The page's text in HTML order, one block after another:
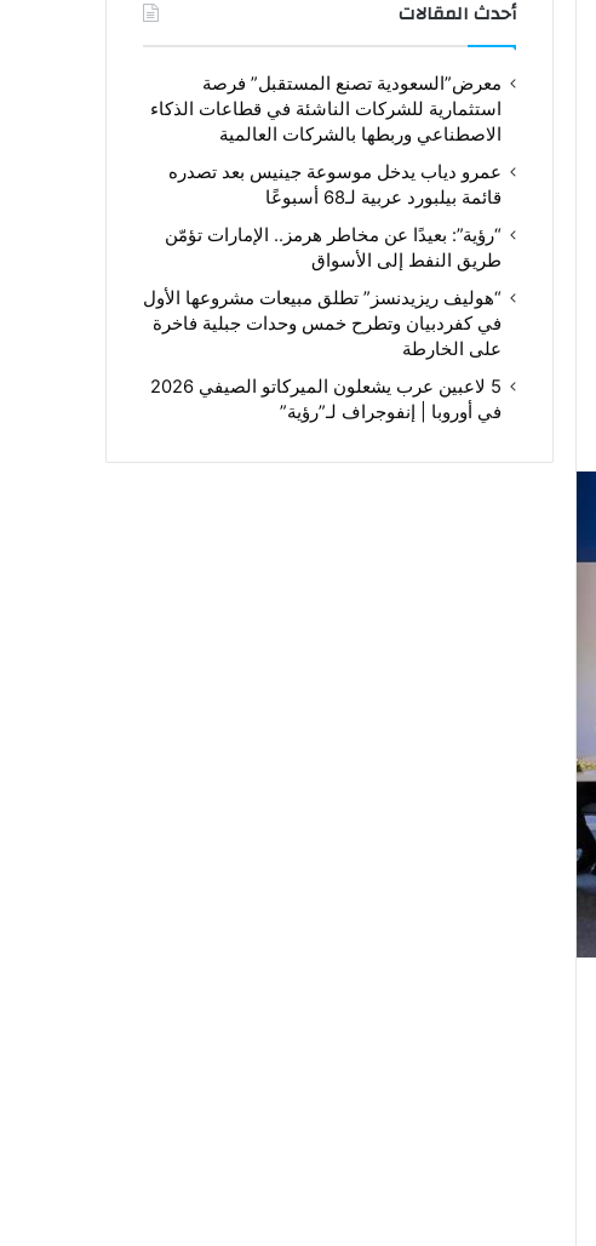
أحدث المقالات
معرض”السعودية تصنع المستقبل” فرصة
استثمارية للشركات الناشئة في قطاعات الذكاء
الاصطناعي وربطها بالشركات العالمية
عمرو دياب يدخل موسوعة جينيس بعد تصدره
قائمة بيلبورد عربية لـ68 أسبوعًا
“رؤية”: بعيدًا عن مخاطر هرمز.. الإمارات تؤمّن
طريق النفط إلى الأسواق
“هوليف ريزيدنسز” تطلق مبيعات مشروعها الأول
في كفردبيان وتطرح خمس وحدات جبلية فاخرة
على الخارطة
5 لاعبين عرب يشعلون الميركاتو الصيفي 2026
في أوروبا | إنفوجراف لـ”رؤية”